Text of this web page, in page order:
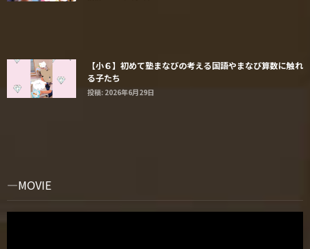
【小６】初めて塾まなびの考える国語やまなび算数に触れ
る子たち
投稿: 2026年6月29日
MOVIE